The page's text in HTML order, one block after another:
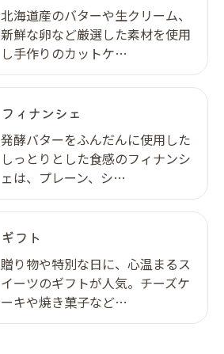
北海道産のバターや生クリーム、
新鮮な卵など厳選した素材を使用
し手作りのカットケ…
フィナンシェ
発酵バターをふんだんに使用した
しっとりとした食感のフィナンシ
ェは、プレーン、シ…
ギフト
贈り物や特別な日に、心温まるス
イーツのギフトが人気。チーズケ
ーキや焼き菓子など…